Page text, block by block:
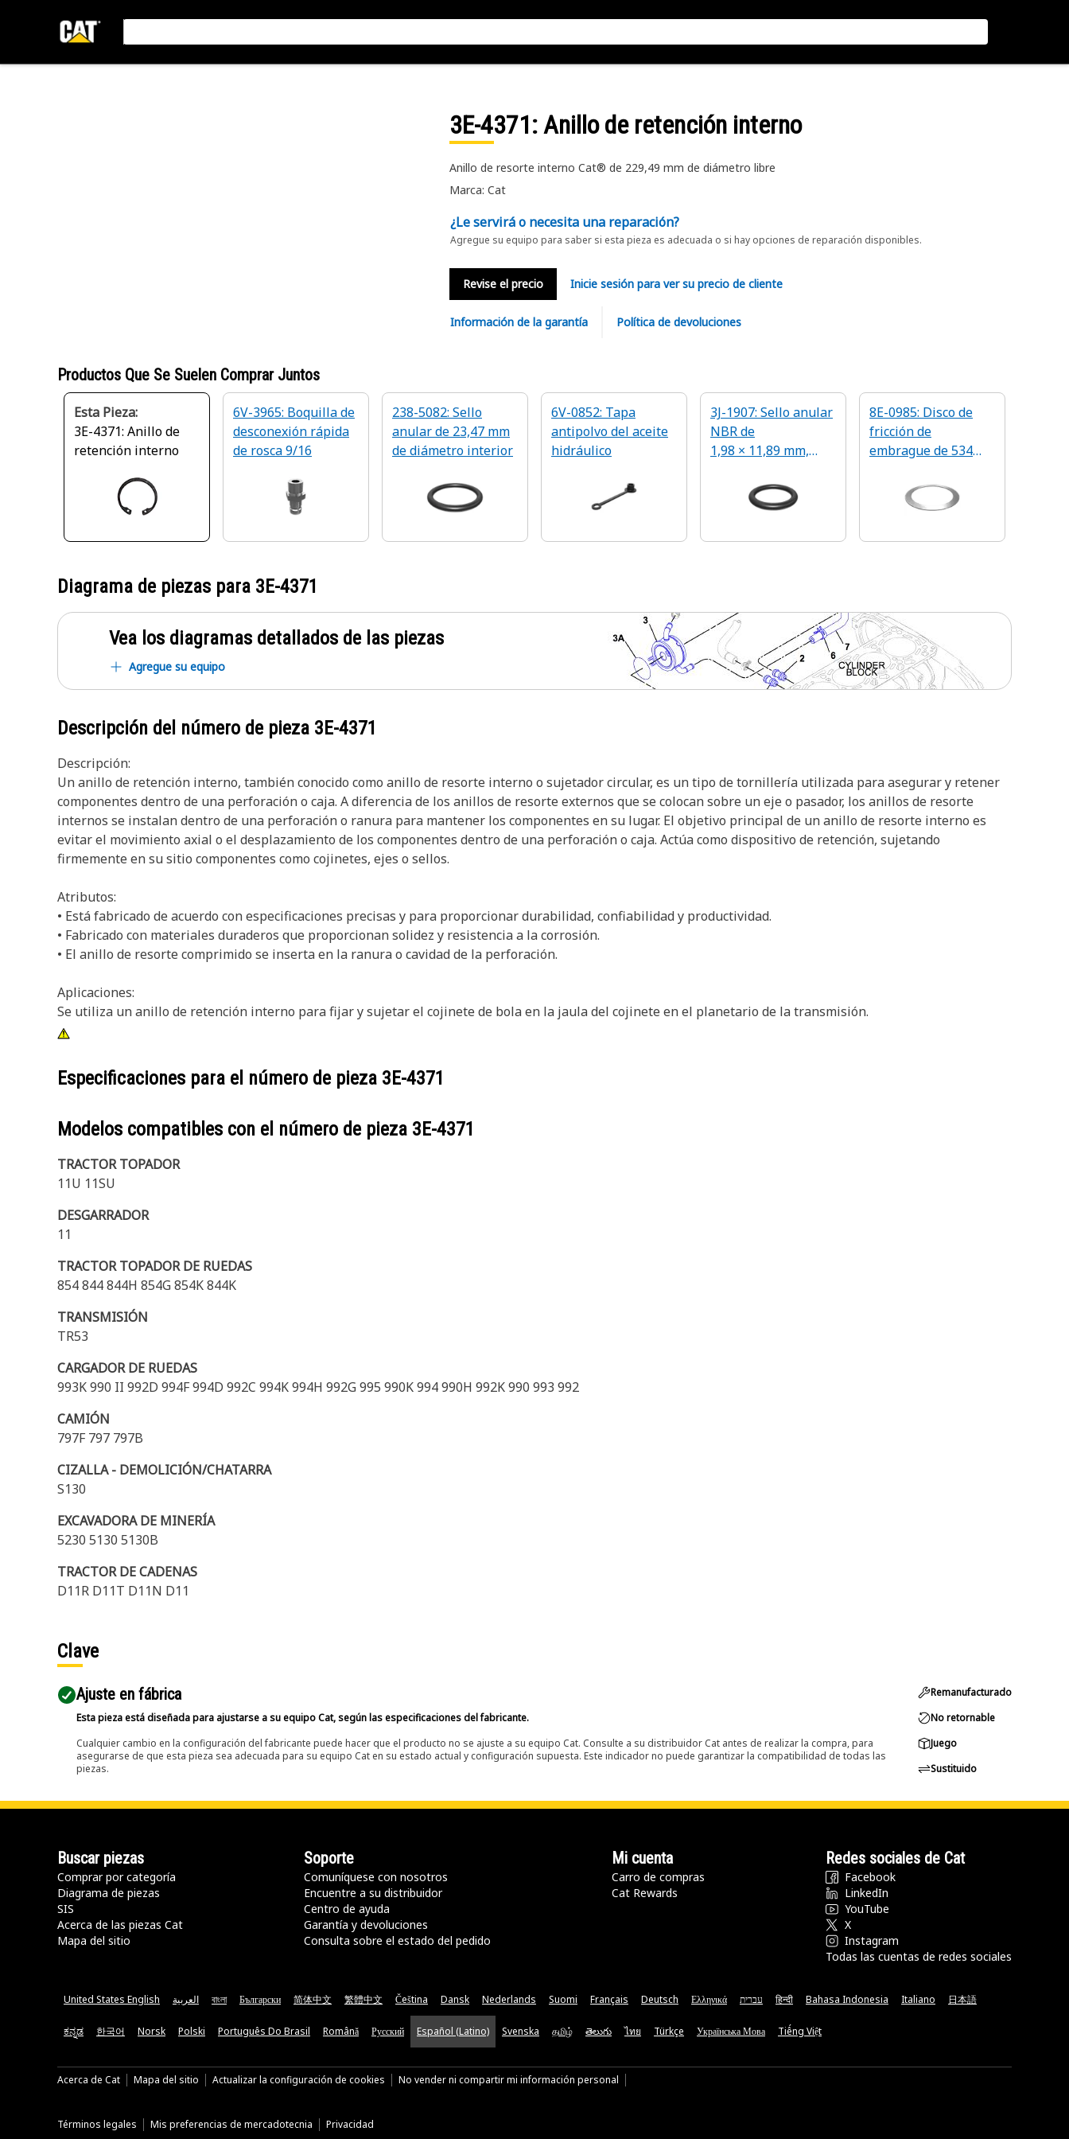
3E-4371: Anillo de retención interno
Anillo de resorte interno Cat® de 229,49 mm de diámetro libre
Marca: Cat
¿Le servirá o necesita una reparación?
Agregue su equipo para saber si esta pieza es adecuada o si hay opciones de reparación disponibles.
Revise el precio Inicie sesión para ver su precio de cliente
Información de la garantía Política de devoluciones
Productos Que Se Suelen Comprar Juntos
Esta Pieza:
3E-4371: Anillo de
retención interno
6V-3965: Boquilla de
desconexión rápida
de rosca 9/16
238-5082: Sello
anular de 23,47 mm
de diámetro interior
6V-0852: Tapa
antipolvo del aceite
hidráulico
3J-1907: Sello anular
NBR de
1,98 × 11,89 mm,
8E-0985: Disco de
fricción de
embrague de 534
exterior
Diagrama de piezas para 3E-4371
Vea los diagramas detallados de las piezas
Agregue su equipo
Descripción del número de pieza 3E-4371
Descripción:
Un anillo de retención interno, también conocido como anillo de resorte interno o sujetador circular, es un tipo de tornillería utilizada para asegurar y retener
componentes dentro de una perforación o caja. A diferencia de los anillos de resorte externos que se colocan sobre un eje o pasador, los anillos de resorte
internos se instalan dentro de una perforación o ranura para mantener los componentes en su lugar. El objetivo principal de un anillo de resorte interno es
evitar el movimiento axial o el desplazamiento de los componentes dentro de una perforación o caja. Actúa como dispositivo de retención, sujetando
firmemente en su sitio componentes como cojinetes, ejes o sellos.
Atributos:
• Está fabricado de acuerdo con especificaciones precisas y para proporcionar durabilidad, confiabilidad y productividad.
• Fabricado con materiales duraderos que proporcionan solidez y resistencia a la corrosión.
• El anillo de resorte comprimido se inserta en la ranura o cavidad de la perforación.
Aplicaciones:
Se utiliza un anillo de retención interno para fijar y sujetar el cojinete de bola en la jaula del cojinete en el planetario de la transmisión.
Especificaciones para el número de pieza 3E-4371
Modelos compatibles con el número de pieza 3E-4371
TRACTOR TOPADOR
11U 11SU
DESGARRADOR
11
TRACTOR TOPADOR DE RUEDAS
854 844 844H 854G 854K 844K
TRANSMISIÓN
TR53
CARGADOR DE RUEDAS
993K 990 II 992D 994F 994D 992C 994K 994H 992G 995 990K 994 990H 992K 990 993 992
CAMIÓN
797F 797 797B
CIZALLA - DEMOLICIÓN/CHATARRA
S130
EXCAVADORA DE MINERÍA
5230 5130 5130B
TRACTOR DE CADENAS
D11R D11T D11N D11
Clave
Ajuste en fábrica
Esta pieza está diseñada para ajustarse a su equipo Cat, según las especificaciones del fabricante.
Cualquier cambio en la configuración del fabricante puede hacer que el producto no se ajuste a su equipo Cat. Consulte a su distribuidor Cat antes de realizar la compra, para
asegurarse de que esta pieza sea adecuada para su equipo Cat en su estado actual y configuración supuesta. Este indicador no puede garantizar la compatibilidad de todas las
piezas.
Remanufacturado
No retornable
Juego
Sustituido
Buscar piezas
Comprar por categoría
Diagrama de piezas
SIS
Acerca de las piezas Cat
Mapa del sitio
Soporte
Comuníquese con nosotros
Encuentre a su distribuidor
Centro de ayuda
Garantía y devoluciones
Consulta sobre el estado del pedido
Mi cuenta
Carro de compras
Cat Rewards
Redes sociales de Cat
Facebook
LinkedIn
YouTube
X
Instagram
Todas las cuentas de redes sociales
United States English العربية বাংলা Български 简体中文 繁體中文 Čeština Dansk Nederlands Suomi Français Deutsch Ελληνικά עברית हिन्दी Bahasa Indonesia Italiano 日本語
ಕನ್ನಡ 한국어 Norsk Polski Português Do Brasil Română Русский Español (Latino) Svenska தமிழ் తెలుగు ไทย Türkçe Українська Мова Tiếng Việt
Acerca de Cat Mapa del sitio Actualizar la configuración de cookies No vender ni compartir mi información personal
Términos legales Mis preferencias de mercadotecnia Privacidad